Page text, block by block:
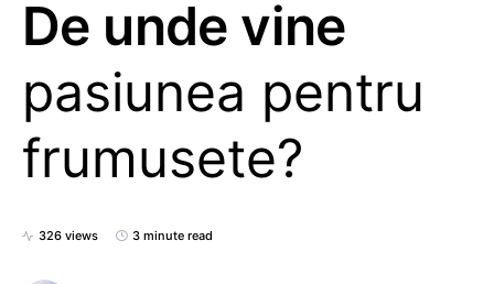
De unde vine
pasiunea pentru
frumusete?
326 views 3 minute read